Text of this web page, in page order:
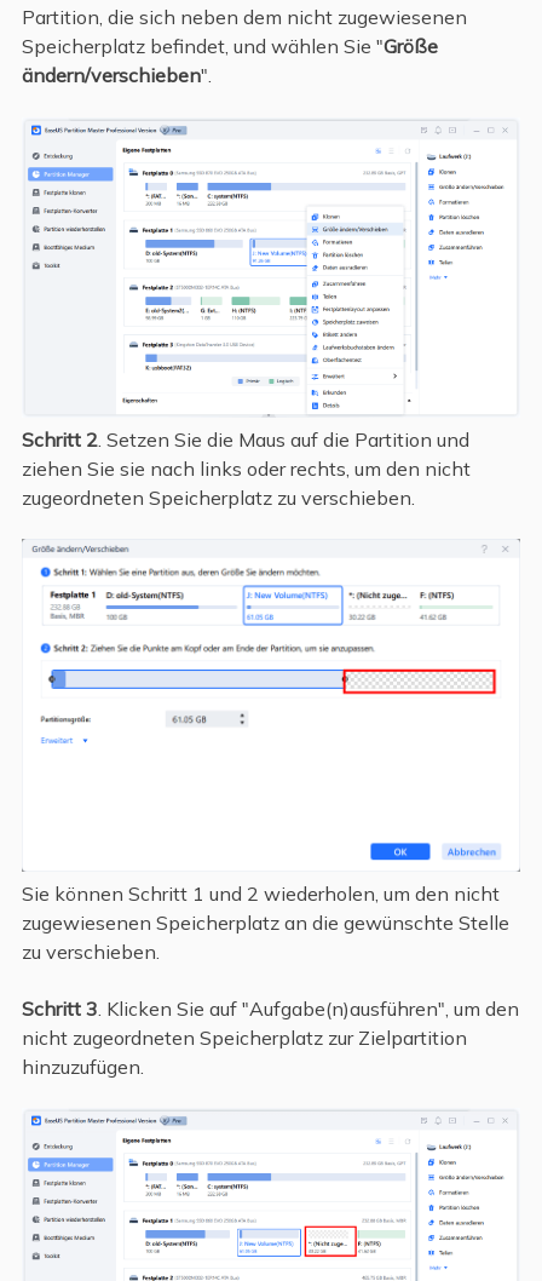
Partition, die sich neben dem nicht zugewiesenen
Speicherplatz befindet, und wählen Sie "Größe
ändern/verschieben".
Schritt 2. Setzen Sie die Maus auf die Partition und
ziehen Sie sie nach links oder rechts, um den nicht
zugeordneten Speicherplatz zu verschieben.
Sie können Schritt 1 und 2 wiederholen, um den nicht
zugewiesenen Speicherplatz an die gewünschte Stelle
zu verschieben.
Schritt 3 . Klicken Sie auf "Aufgabe(n)ausführen", um den
nicht zugeordneten Speicherplatz zur Zielpartition
hinzuzufügen.